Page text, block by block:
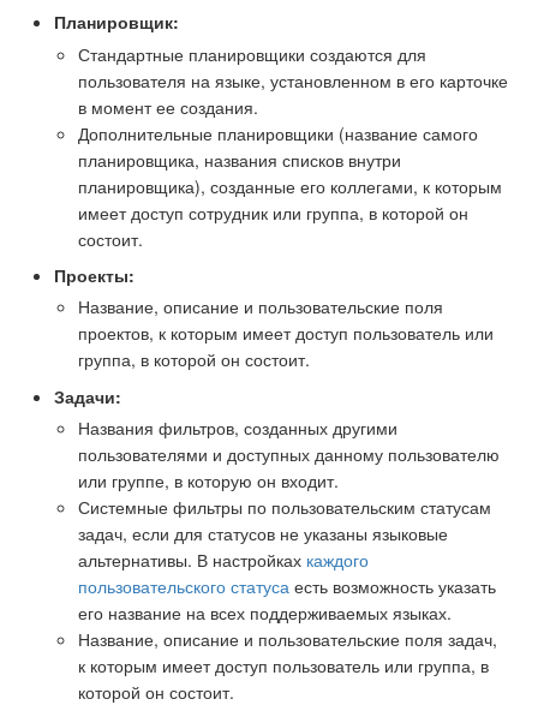
Планировщик:
Стандартные планировщики создаются для
пользователя на языке, установленном в его карточке
в момент ее создания.
Дополнительные планировщики (название самого
планировщика, названия списков внутри
планировщика), созданные его коллегами, к которым
имеет доступ сотрудник или группа, в которой он
состоит.
Проекты:
Название, описание и пользовательские поля
проектов, к которым имеет доступ пользователь или
группа, в которой он состоит.
Задачи:
Названия фильтров, созданных другими
пользователями и доступных данному пользователю
или группе, в которую он входит.
Системные фильтры по пользовательским статусам
задач, если для статусов не указаны языковые
альтернативы. В настройках каждого
пользовательского статуса есть возможность указать
его название на всех поддерживаемых языках.
Название, описание и пользовательские поля задач,
к которым имеет доступ пользователь или группа, в
которой он состоит.